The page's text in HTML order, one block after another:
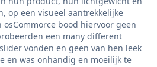
op een visueel aantrekkelijke
bood hiervoor geen
een many different
vonden en geen van hen leek
en was onhandig en moeilijk te